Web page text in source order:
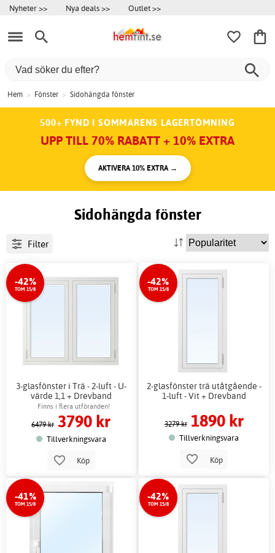
Nyheter >> Nya deals >> Outlet >>
Hem > Fönster > Sidohängda fönster
500+ FYND I SOMMARENS LAGERTÖMNING
UPP TILL 70% RABATT + 10% EXTRA
AKTIVERA 10% EXTRA →
Sidohängda fönster
Filter
-42%
TOM 15/8
3-glasfönster i Trä - 2-luft - U-
värde 1,1 + Drevband
Finns i flera utföranden!
6479 kr 3790 kr
Tillverkningsvara
Köp
-42%
TOM 15/8
2-glasfönster trä utåtgående -
1-luft - Vit + Drevband
3279 kr 1890 kr
Tillverkningsvara
Köp
-41%
TOM 15/8
-42%
TOM 15/8